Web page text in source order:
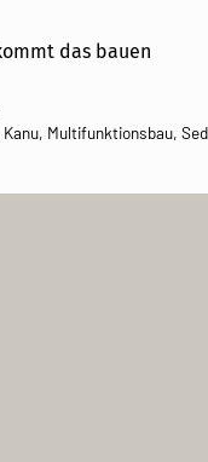
das bauen
Kanu, Multifunktionsbau,